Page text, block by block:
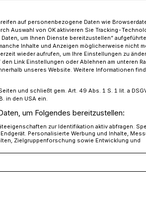
Weltkindertag in Kapellen
jährlich den
der Alten
in Kapellen.
bis 18 Uhr auf dem
Programm
auf personenbezogene Daten wie
Auswahl von OK aktivieren Sie Tracking-
um Ihnen Dienste bereitzustellen“
Inhalte und Anzeigen möglicherweise nicht
wieder aufrufen, um Ihre Einstellungen zu
Link Einstellungen oder Ablehnen am unteren
unseres Website. Weitere Informationen
und schließt gem. Art. 49 Abs. 1 S. 1 lit. a
in den USA ein.
um Folgendes bereitzustellen:
zur Identifikation aktiv abfragen.
Personalisierte Werbung und Inhalte,
Zielgruppenforschung sowie Entwicklung und